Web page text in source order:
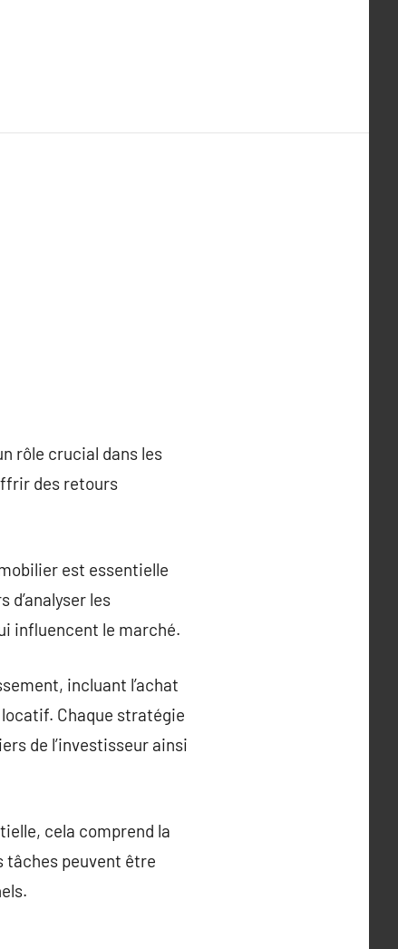
rôle crucial dans les
des retours
est essentielle
les
influencent le marché.
incluant l’achat
Chaque stratégie
de l’investisseur ainsi
cela comprend la
tâches peuvent être